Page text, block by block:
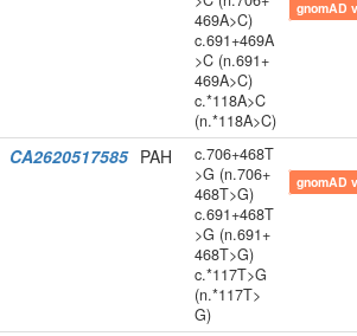
469A>C)
c.691+469A
>C (n.691+
469A>C)
c.*118A>C
(n.*118A>C)
gnomAD
CA2620517585 PAH
c.706+468T
>G (n.706+
468T>G)
c.691+468T
>G (n.691+
468T>G)
c.*117T>G
(n.*117T>
G)
gnomAD